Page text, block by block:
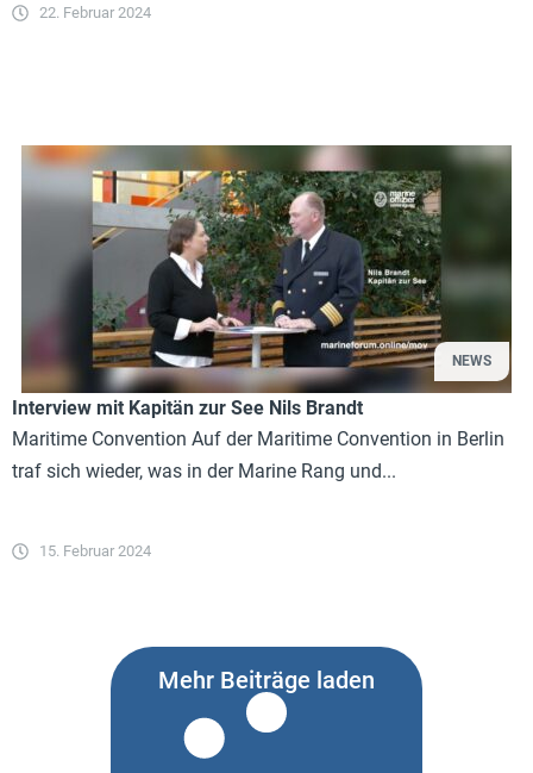
22. Februar 2024
NEWS
Interview mit Kapitän zur See Nils Brandt
Maritime Convention Auf der Maritime Convention in Berlin
traf sich wieder, was in der Marine Rang und...
15. Februar 2024
Mehr Beiträge laden